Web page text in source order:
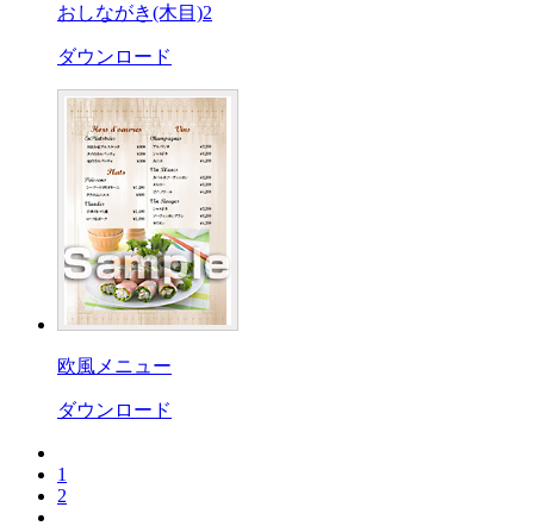
おしながき(木目)2
ダウンロード
欧風メニュー
ダウンロード
1
2